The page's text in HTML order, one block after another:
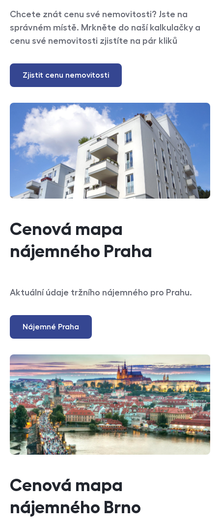
Chcete znát cenu své nemovitosti? Jste na
správném místě. Mrkněte do naší kalkulačky a
cenu své nemovitosti zjistíte na pár kliků
Zjistit cenu nemovitosti
Cenová mapa
nájemného Praha
Aktuální údaje tržního nájemného pro Prahu.
Nájemné Praha
Cenová mapa
nájemného Brno